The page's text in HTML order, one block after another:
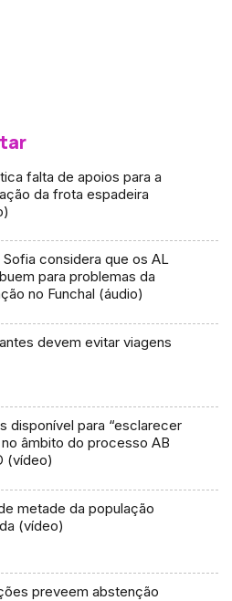
falta de apoios para a
da frota espadeira
Sofia considera que os AL
para problemas da
no Funchal (áudio)
devem evitar viagens
disponível para “esclarecer
âmbito do processo AB
(vídeo)
metade da população
(vídeo)
preveem abstenção